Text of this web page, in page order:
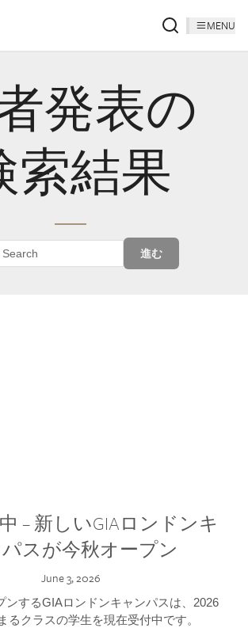
MENU
発表の
索結果
進む
– 新しいGIAロンドンキ
スが今秋オープン
June 3, 2026
ンするGIAロンドンキャンパスは、2026
るクラスの学生を現在受付中です。